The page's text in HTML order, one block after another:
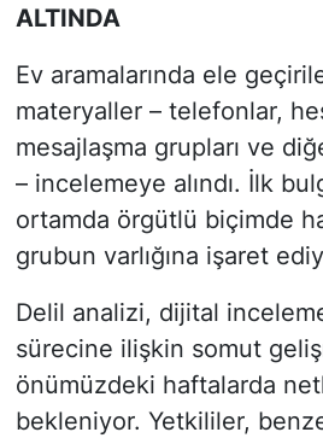
ALTINDA
Ev aramalarında ele
materyaller – telefonlar,
mesajlaşma grupları ve
– incelemeye alındı. İlk
ortamda örgütlü biçimde
grubun varlığına işaret
Delil analizi, dijital
sürecine ilişkin somut
önümüzdeki haftalarda
bekleniyor. Yetkililer,